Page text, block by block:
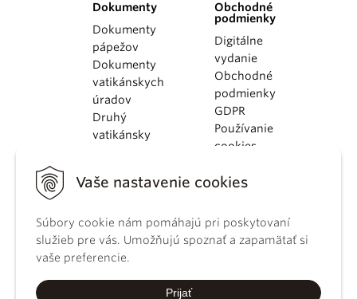
Vaše nastavenie cookies
Súbory cookie nám pomáhajú pri poskytovaní
služieb pre vás. Umožňujú spoznať a zapamätať si
vaše preferencie.
Prijať
Dokumenty
Dokumenty
pápežov
Dokumenty
vatikánskych
úradov
Druhý
vatikánsky
KBS
kánonického
práva
Katechizmus
Obchodné
podmienky
Digitálne
vydanie
Obchodné
podmienky
GDPR
Používanie
cookies